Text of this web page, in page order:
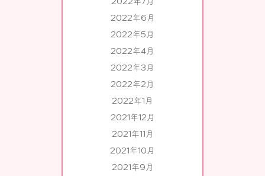
2022年6月
2022年5月
2022年4月
2022年3月
2022年2月
2022年1月
2021年12月
2021年11月
2021年10月
2021年9月